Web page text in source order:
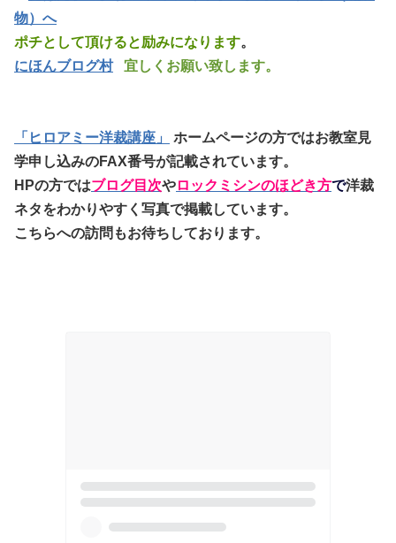
ポチとして頂けると励みになります。
にほんブログ村
宜しくお願い致します。
「ヒロアミー洋裁講座」
ホームページの方ではお教室見
学申し込みのFAX番号が記載されています。
HPの方ではブログ目次やロックミシンのほどき方で洋裁
ネタをわかりやすく写真で掲載しています。
こちらへの訪問もお待ちしております。